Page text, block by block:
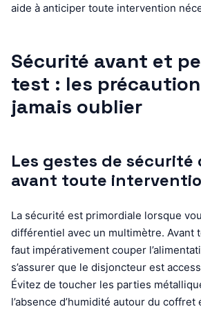
aide à anticiper toute intervention
Sécurité avant et
test : les
jamais oublier
Les gestes de sécurité
avant toute
La sécurité est primordiale lorsque
différentiel avec un multimètre. Avant
faut impérativement couper
s’assurer que le disjoncteur est
Évitez de toucher les parties
l’absence d’humidité autour du